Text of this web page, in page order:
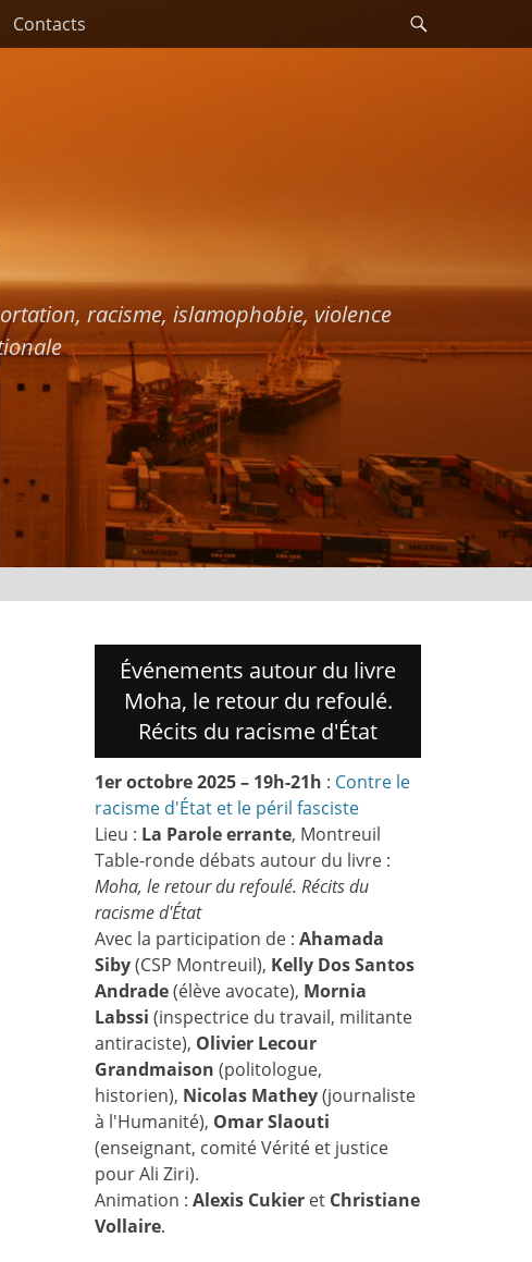
Contacts
racisme, islamophobie, violence
Événements autour du livre
Moha, le retour du refoulé.
Récits du racisme d'État
1er octobre 2025 – 19h-21h : Contre le
racisme d'État et le péril fasciste
Lieu : La Parole errante, Montreuil
Table-ronde débats autour du livre :
Moha, le retour du refoulé. Récits du
racisme d'État
Avec la participation de : Ahamada
Siby(CSP Montreuil), Kelly Dos Santos
Andrade(élève avocate), Mornia
Labssi (inspectrice du travail, militante
antiraciste), Olivier Lecour
Grandmaison (politologue,
historien), Nicolas Mathey(journaliste
à l'Humanité), Omar Slaouti
(enseignant, comité Vérité et justice
pour Ali Ziri).
Animation : Alexis Cukier et Christiane
Vollaire.